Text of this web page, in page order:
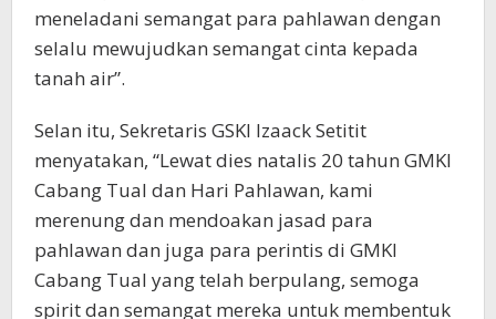
meneladani semangat para pahlawan dengan
selalu mewujudkan semangat cinta kepada
tanah air”.
Selan itu, Sekretaris GSKI Izaack Setitit
menyatakan, “Lewat dies natalis 20 tahun GMKI
Cabang Tual dan Hari Pahlawan, kami
merenung dan mendoakan jasad para
pahlawan dan juga para perintis di GMKI
Cabang Tual yang telah berpulang, semoga
spirit dan semangat mereka untuk membentuk